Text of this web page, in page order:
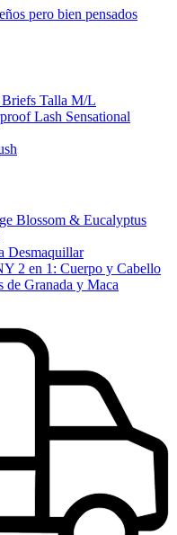
pero bien pensados
Briefs Talla M/L
Lash Sensational
Blossom & Eucalyptus
Desmaquillar
2 en 1: Cuerpo y Cabello
de Granada y Maca